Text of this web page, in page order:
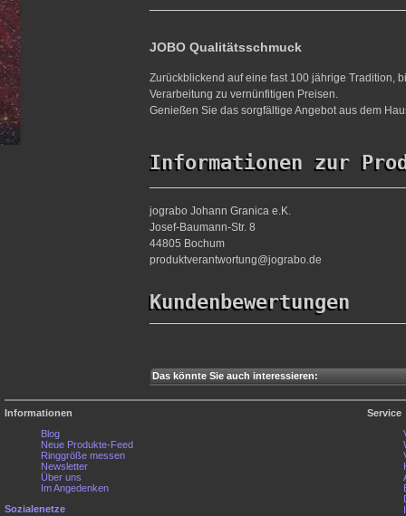
JOBO Qualitätsschmuck
Zurückblickend auf eine fast 100 jährige Tradition,
Verarbeitung zu vernünfitigen Preisen.
Genießen Sie das sorgfältige Angebot aus dem
Informationen zur
jograbo Johann Granica e.K.
Josef-Baumann-Str. 8
44805 Bochum
produktverantwortung@jograbo.de
Kundenbewertungen
Das könnte Sie auch interessieren:
Informationen
Blog
Neue Produkte-Feed
Ringgröße messen
Newsletter
Über uns
Im Angedenken
Sozialenetze
Service